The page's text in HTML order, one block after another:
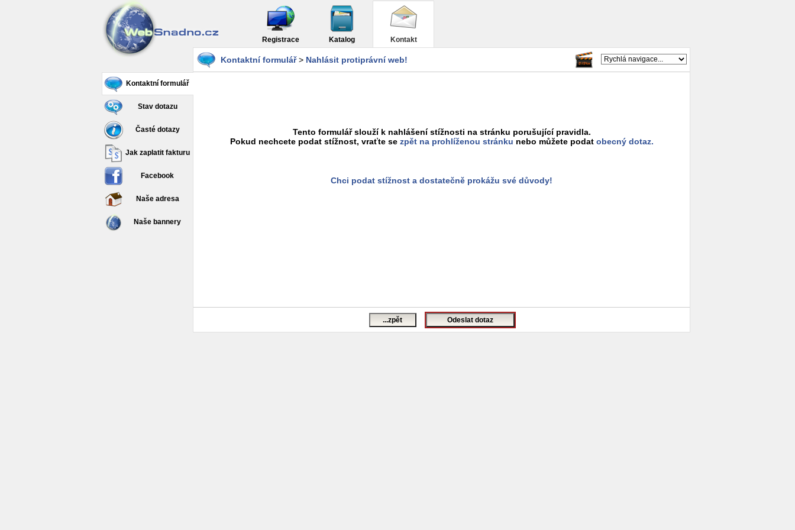
Registrace Katalog Kontakt
Kontaktní formulář
Stav dotazu
Časté dotazy
Jak zaplatit fakturu
Facebook
Naše adresa
Naše bannery
Kontaktní formulář> Nahlásit protiprávní web!
Tento formulář slouží k nahlášení stížnosti na stránku porušující pravidla.
Pokud nechcete podat stížnost, vraťte se zpět na prohlíženou stránku nebo můžete podat obecný dotaz.
Chci podat stížnost a dostatečně prokážu své důvody!